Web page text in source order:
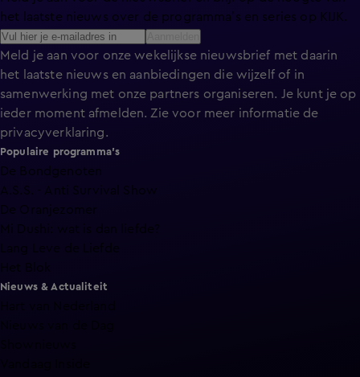
het laatste nieuws over de programma’s en series op KIJK.
Meld je aan voor onze wekelijkse nieuwsbrief met daarin
het laatste nieuws en aanbiedingen die wijzelf of in
samenwerking met onze partners organiseren. Je kunt je op
ieder moment afmelden. Zie voor meer informatie de
privacyverklaring.
Populaire programma's
De Bondgenoten
A.S.S. - Anti Survival Show
De Oranjezomer
Mi Dushi: wat is dan liefde?
Lang Leve de Liefde
Nieuws & Actualiteit